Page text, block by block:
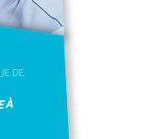
DE
À